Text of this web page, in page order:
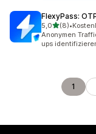
FlexyPass:
5,0von 5
(8)
8 Rezensionen
•
Anonymen
ups
1